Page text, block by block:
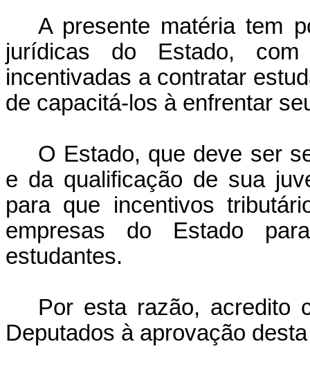
A presente matéria tem
jurídicas do Estado,
incentivadas a contratar
de capacitá-los à enfrentar
O Estado, que deve ser
e da qualificação de sua
para que incentivos
empresas do Estado
estudantes.
Por esta razão, acredito
Deputados à aprovação